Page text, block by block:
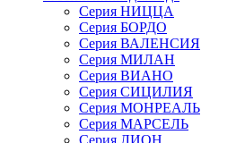
Серия НИЦЦА
Серия БОРДО
Серия ВАЛЕНСИЯ
Серия МИЛАН
Серия ВИАНО
Серия СИЦИЛИЯ
Серия МОНРЕАЛЬ
Серия МАРСЕЛЬ
Серия ЛИОН